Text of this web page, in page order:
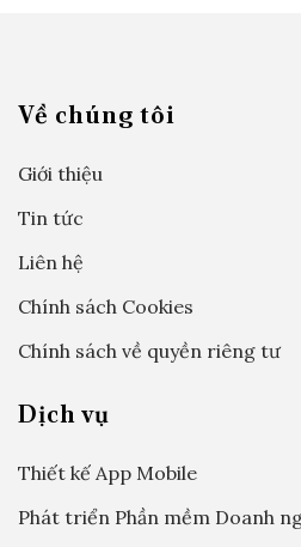
Về chúng tôi
Giới thiệu
Tin tức
Liên hệ
Chính sách Cookies
Chính sách về quyền riêng tư
Dịch vụ
Thiết kế App Mobile
Phát triển Phần mềm Doanh